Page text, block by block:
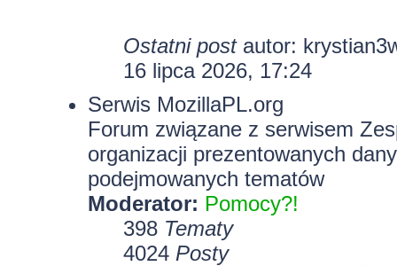
Ostatni postautor:
16 lipca 2026, 17:24
Serwis MozillaPL.org
Forum związane z serwisem
organizacji prezentowanych
podejmowanych tematów
Moderator: Pomocy?!
398 Tematy
4024 Posty